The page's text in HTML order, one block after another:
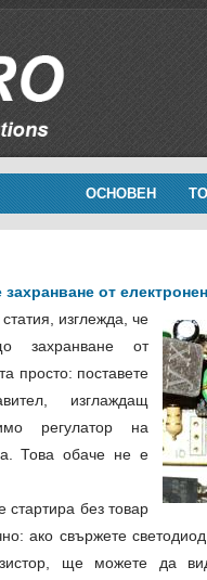
ОСНОВЕН
захранване от
изглежда, че
захранване от
просто: поставете
изглаждащ
регулатор на
Това обаче не е
стартира без товар
ако свържете
ще можете да